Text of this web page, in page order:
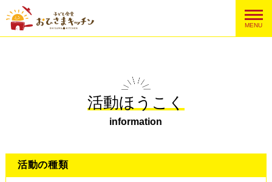
MENU
活動ほうこく
information
活動の種類